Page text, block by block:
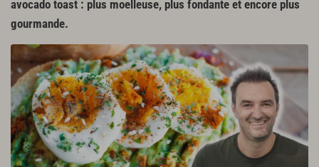
avocado toast : plus moelleuse, plus fondante et encore plus
gourmande.